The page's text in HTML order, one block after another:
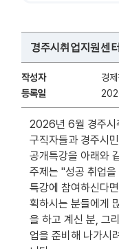
경주시취업지원센
작성자
경
등록일
2026년 6월 경주시
구직자들과 경주시
공개특강을 아래와
주제는 "성공 취업
특강에 참여하신다
획하시는 분들에게
을 하고 계신 분, 그
업을 준비해 나가시